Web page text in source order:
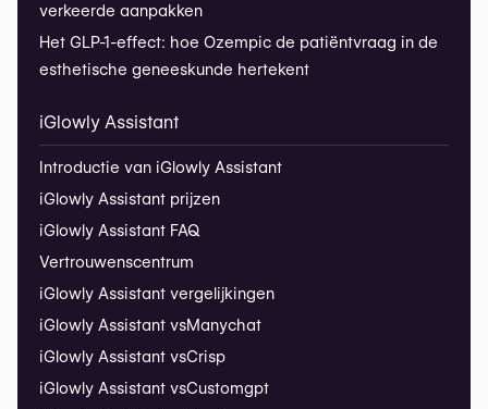
verkeerde aanpakken
Het GLP-1-effect: hoe Ozempic de patiëntvraag in de
esthetische geneeskunde hertekent
iGlowly Assistant
Introductie van iGlowly Assistant
iGlowly Assistant prijzen
iGlowly Assistant FAQ
Vertrouwenscentrum
iGlowly Assistant vergelijkingen
iGlowly Assistant vsManychat
iGlowly Assistant vsCrisp
iGlowly Assistant vsCustomgpt